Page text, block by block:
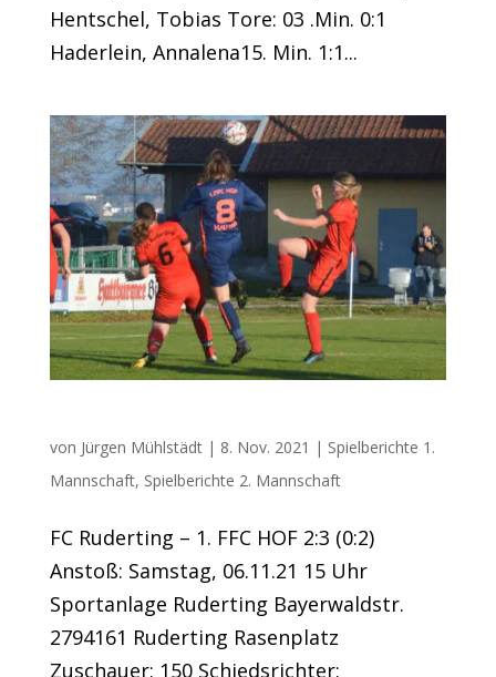
Hentschel, Tobias Tore: 03 .Min. 0:1
Haderlein, Annalena15. Min. 1:1...
von Jürgen Mühlstädt| 8. Nov. 2021 | Spielberichte 1.
Mannschaft, Spielberichte 2. Mannschaft
FC Ruderting – 1. FFC HOF 2:3 (0:2)
Anstoß: Samstag, 06.11.21 15 Uhr
Sportanlage Ruderting Bayerwaldstr.
2794161 Ruderting Rasenplatz
Zuschauer: 150 Schiedsrichter: